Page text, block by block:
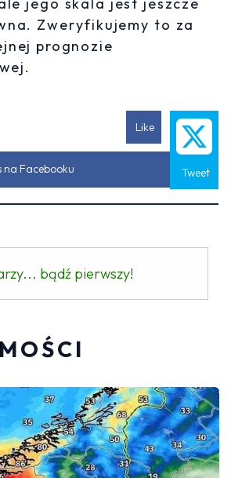
jego skala jest jeszcze
Zweryfikujemy to za
prognozie
Like
Tweet
na Facebooku
bądź pierwszy!